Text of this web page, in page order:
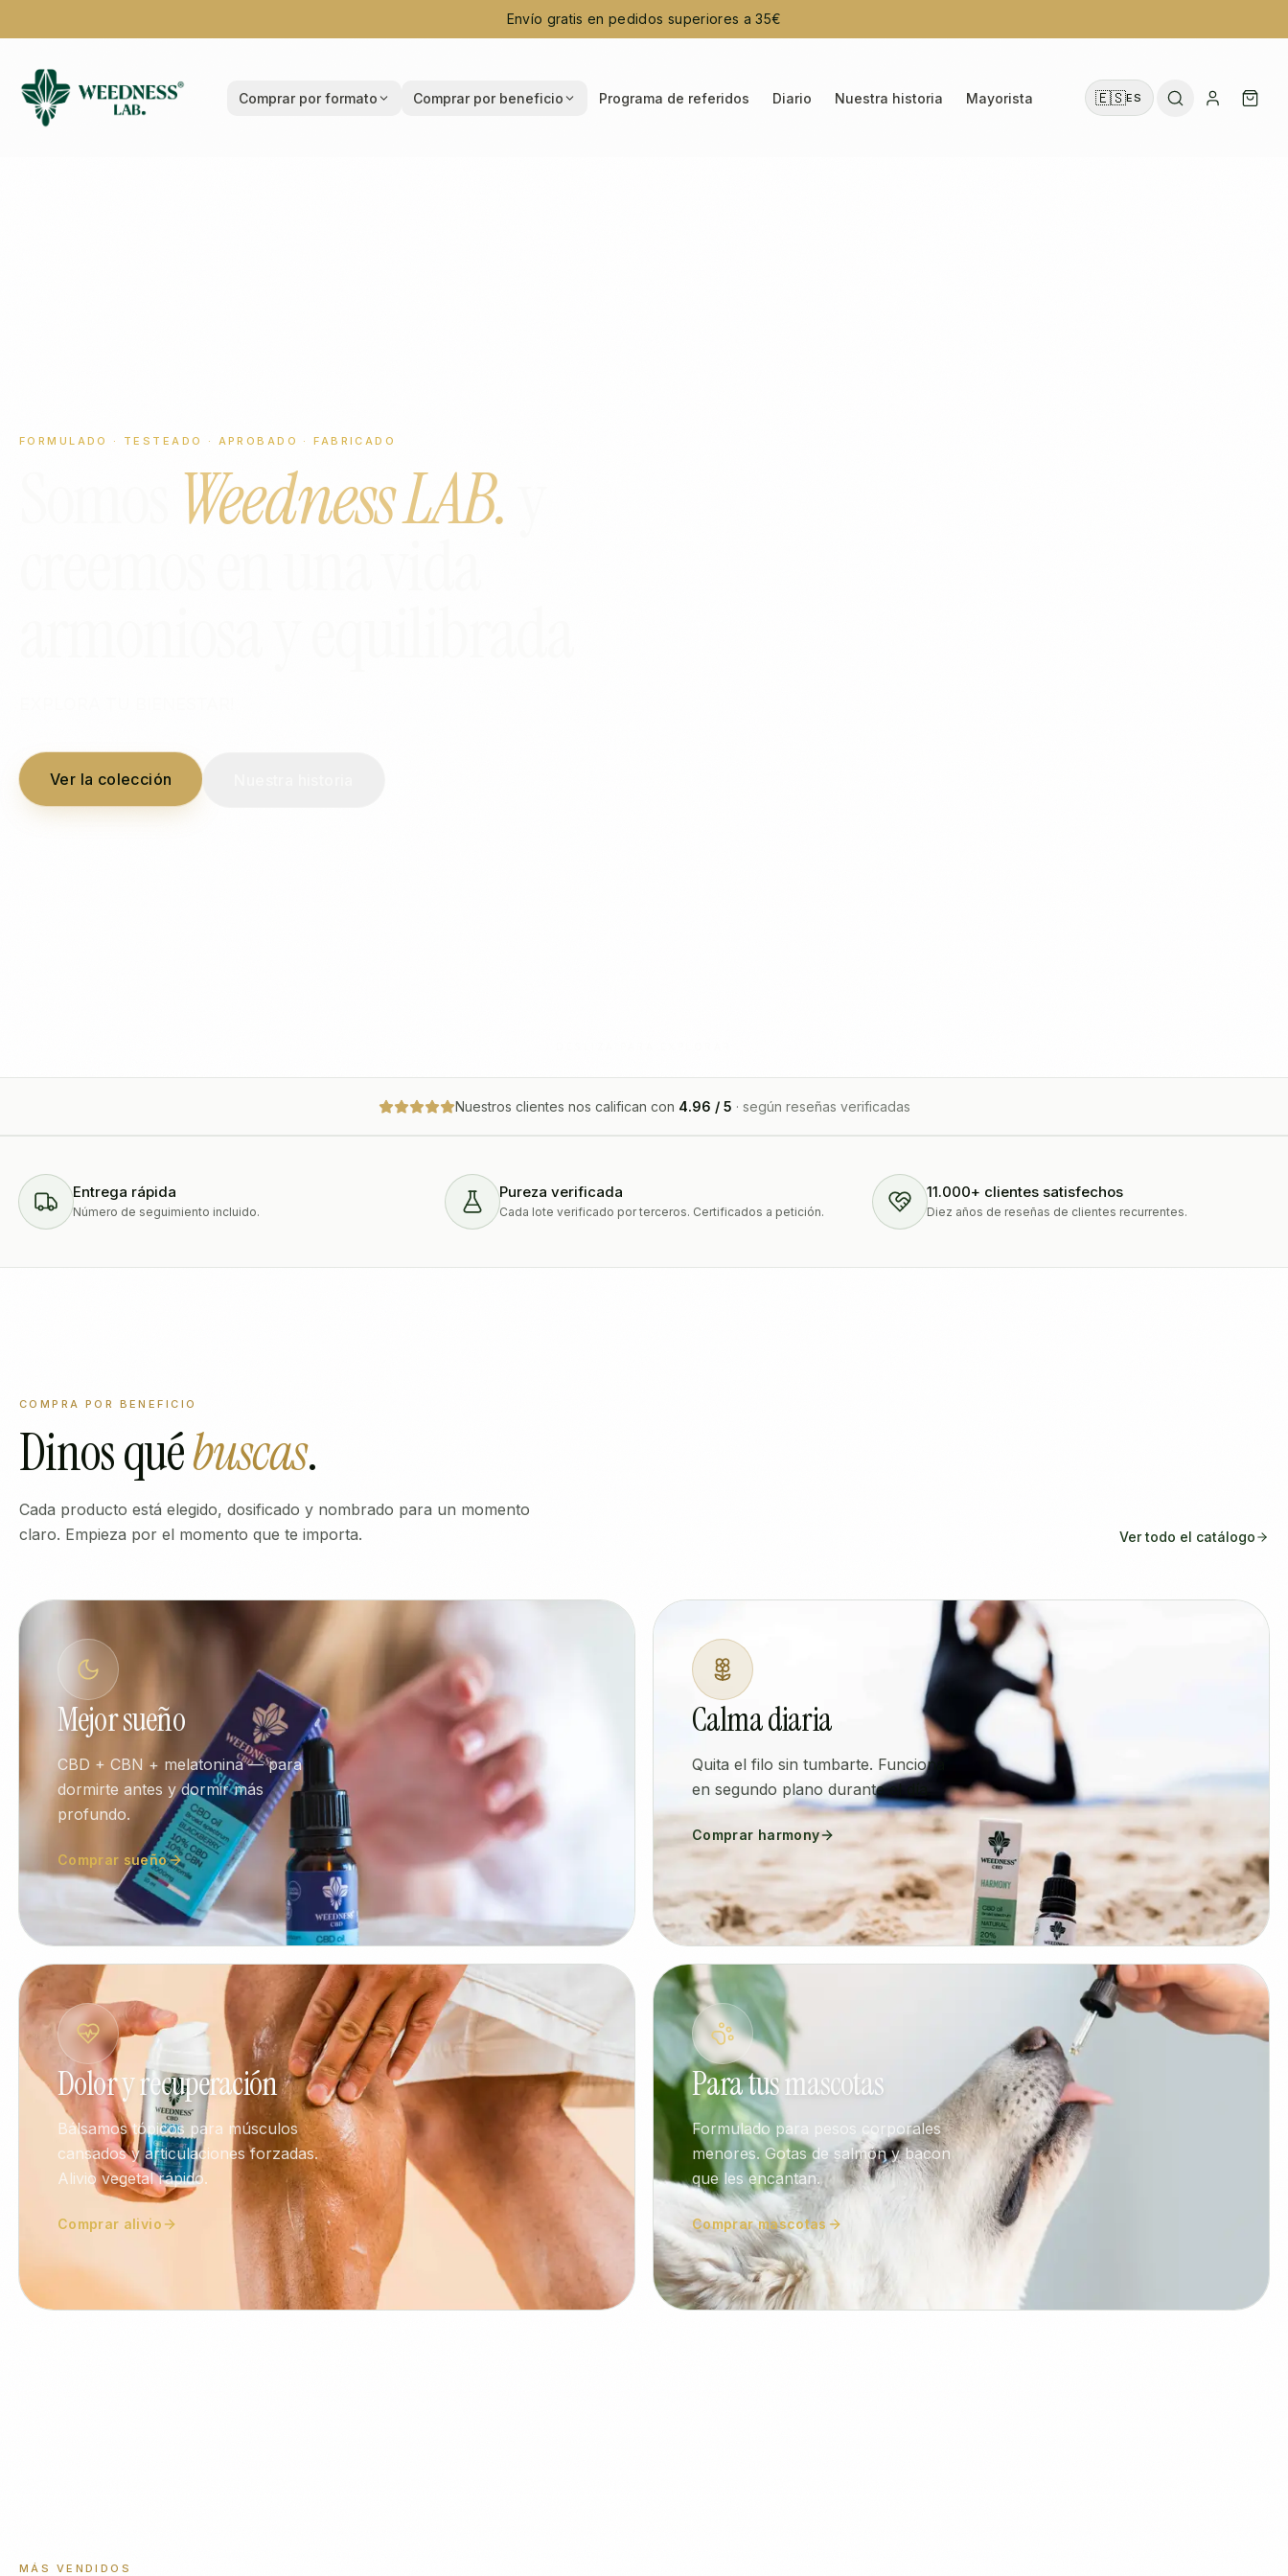
Envío gratis en pedidos superiores a 35€
Comprar por formato Comprar por beneficio Programa de referidos Diario Nuestra historia Mayorista 🇪🇸ES
FORMULADO · TESTEADO · APROBADO · FABRICADO
Weedness LAB.
Ver la colección
Nuestros clientes nos califican con 4.96 / 5 · según reseñas verificadas
Entrega rápida
Número de seguimiento incluido.
Pureza verificada
Cada lote verificado por terceros. Certificados a petición.
11.000+ clientes satisfechos
Diez años de reseñas de clientes recurrentes.
COMPRA POR BENEFICIO
Dinos québuscas.
Cada producto está elegido, dosificado y nombrado para un momento
claro. Empieza por el momento que te importa.
Ver todo el catálogo
Mejor sueño
CBD + CBN + melatonina — para
dormirte antes y dormir más
profundo.
Comprar sueño
Calma diaria
Quita el filo sin tumbarte. Funciona
en segundo plano durante el día.
Comprar harmony
Dolor y recuperación
Bálsamos tópicos para músculos
cansados y articulaciones forzadas.
Alivio vegetal rápido.
Comprar alivio
Para tus mascotas
Formulado para pesos corporales
menores. Gotas de salmón y bacon
que les encantan.
Comprar mascotas
MÁS VENDIDOS